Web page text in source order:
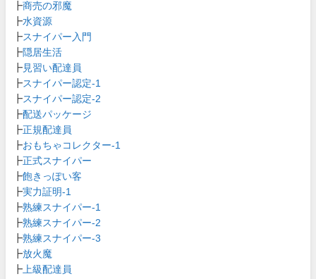
┣商売の邪魔
┣水資源
┣スナイパー入門
┣隠居生活
┣ 見習い配達員
┣スナイパー認定-1
┣スナイパー認定-2
┣配送パッケージ
┣正規配達員
┣おもちゃコレクター-1
┣正式スナイパー
┣飽きっぽい客
┣実力証明-1
┣熟練スナイパー-1
┣熟練スナイパー-2
┣熟練スナイパー-3
┣放火魔
┣ 上級配達員